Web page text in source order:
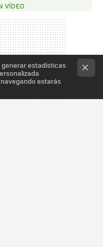
VÍDEO
estadísticas
estarás